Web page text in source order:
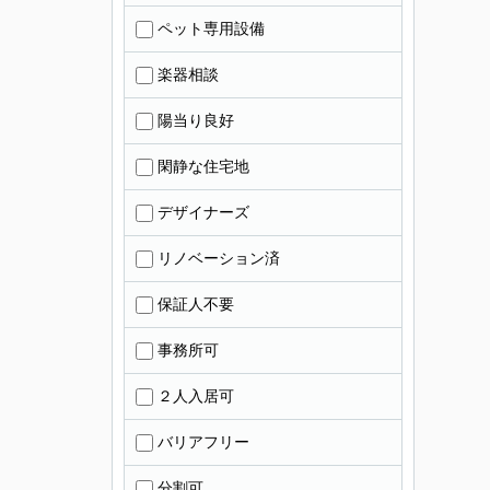
ペット専用設備
楽器相談
陽当り良好
閑静な住宅地
デザイナーズ
リノベーション済
保証人不要
事務所可
２人入居可
バリアフリー